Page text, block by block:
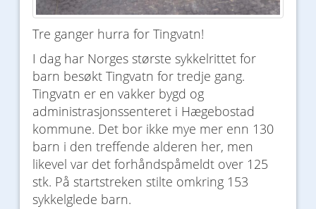
Tre ganger hurra for Tingvatn!
I dag har Norges største sykkelrittet for
barn besøkt Tingvatn for tredje gang.
Tingvatn er en vakker bygd og
administrasjonssenteret i Hægebostad
kommune. Det bor ikke mye mer enn 130
barn i den treffende alderen her, men
likevel var det forhåndspåmeldt over 125
stk. På startstreken stilte omkring 153
sykkelglede barn.